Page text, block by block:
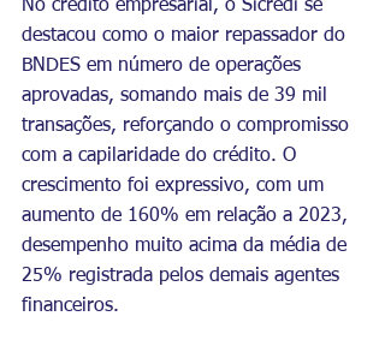
No crédito empresarial, o Sicredi se
destacou como o maior repassador do
BNDES em número de operações
aprovadas, somando mais de 39 mil
transações, reforçando o compromisso
com a capilaridade do crédito. O
crescimento foi expressivo, com um
aumento de 160% em relação a 2023,
desempenho muito acima da média de
25% registrada pelos demais agentes
financeiros.